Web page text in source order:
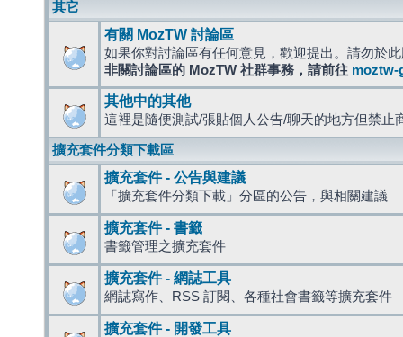
其它
有關 MozTW 討論區
如果你對討論區有任何意見，歡迎提出。請勿於
非關討論區的 MozTW 社群事務，請前往 moztw-
其他中的其他
這裡是隨便測試/張貼個人公告/聊天的地方但禁止
擴充套件分類下載區
擴充套件 - 公告與建議
「擴充套件分類下載」分區的公告，與相關建議
擴充套件 - 書籤
書籤管理之擴充套件
擴充套件 - 網誌工具
網誌寫作、RSS 訂閱、各種社會書籤等擴充套件
擴充套件 - 開發工具